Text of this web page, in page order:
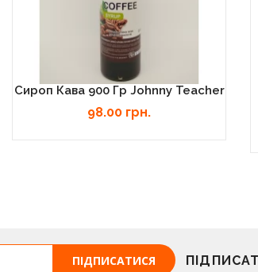
Сироп Кава 900 Гр Johnny Teacher
98.00 грн.
ПІДПИСАТИСЯ